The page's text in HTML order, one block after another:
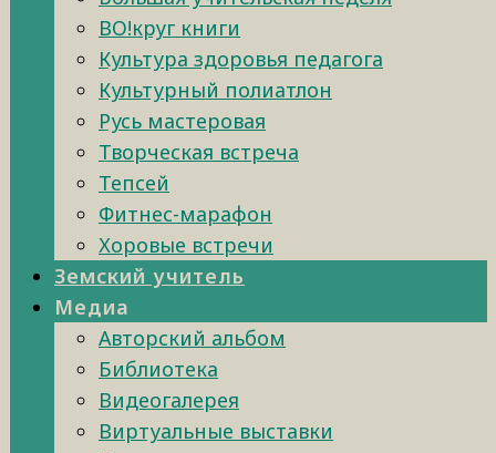
ВО!круг книги
Культура здоровья педагога
Культурный полиатлон
Русь мастеровая
Творческая встреча
Тепсей
Фитнес-марафон
Хоровые встречи
Земский учитель
Медиа
Авторский альбом
Библиотека
Видеогалерея
Виртуальные выставки